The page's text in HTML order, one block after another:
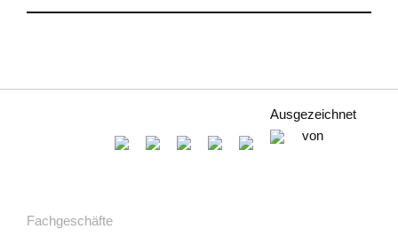
Ausgezeichnet
von
Fachgeschäfte